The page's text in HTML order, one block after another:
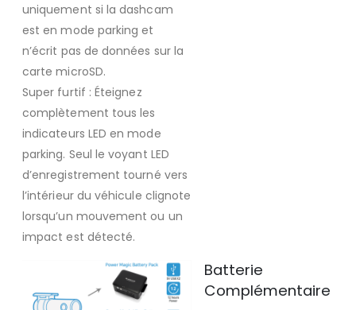
uniquement si la dashcam
est en mode parking et
n’écrit pas de données sur la
carte microSD.
Super furtif : Éteignez
complètement tous les
indicateurs LED en mode
parking. Seul le voyant LED
d’enregistrement tourné vers
l’intérieur du véhicule clignote
lorsqu’un mouvement ou un
impact est détecté.
Batterie
Complémentaire